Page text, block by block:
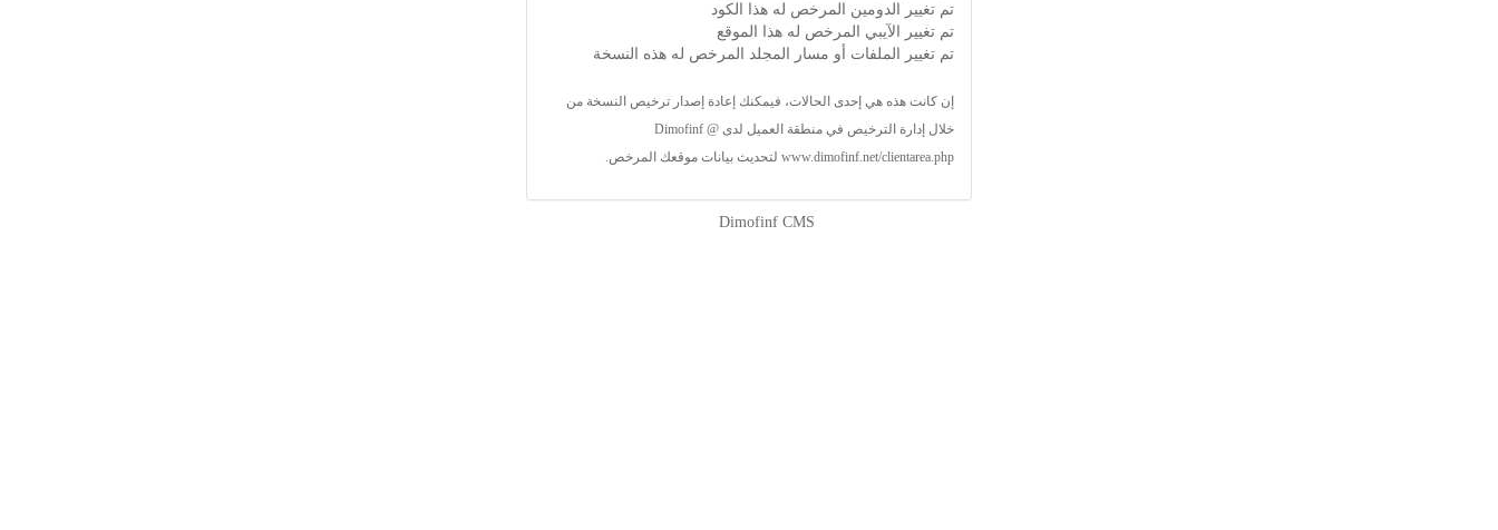
تم تغيير الدومين المرخص له هذا الكود
تم تغيير الآيبي المرخص له هذا الموقع
تم تغيير الملفات أو مسار المجلد المرخص له هذه النسخة
إن كانت هذه هي إحدى الحالات، فيمكنك إعادة إصدار ترخيص النسخة من
خلال إدارة الترخيص في منطقة العميل لدى Dimofinf @
www.dimofinf.net/clientarea.php لتحديث بيانات موقعك المرخص.
Dimofinf CMS